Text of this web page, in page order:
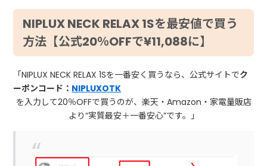
NIPLUX NECK RELAX 1Sを最安値で買う
方法【公式20％OFFで¥11,088に】
「NIPLUX NECK RELAX 1Sを一番安く買うなら、公式サイトでク
ーポンコード： NIPLUXOTK
を入力して20％OFFで買うのが、楽天・Amazon・家電量販店
より“実質最安＋一番安心”です。」